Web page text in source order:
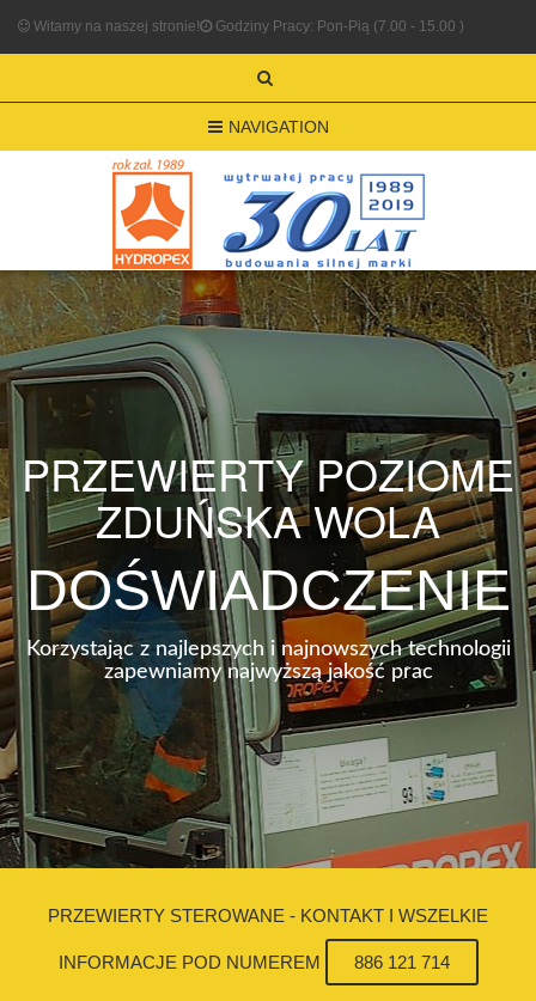
Witamy na naszej stronie! Godziny Pracy: Pon-Pią (7.00 - 15.00 )
NAVIGATION
PRZEWIERTY POZIOME
ZDUŃSKA WOLA
DOŚWIADCZENIE
Korzystając z najlepszych i najnowszych technologii
zapewniamy najwyższą jakość prac
PRZEWIERTY STEROWANE - KONTAKT I WSZELKIE
INFORMACJE POD NUMEREM 886 121 714